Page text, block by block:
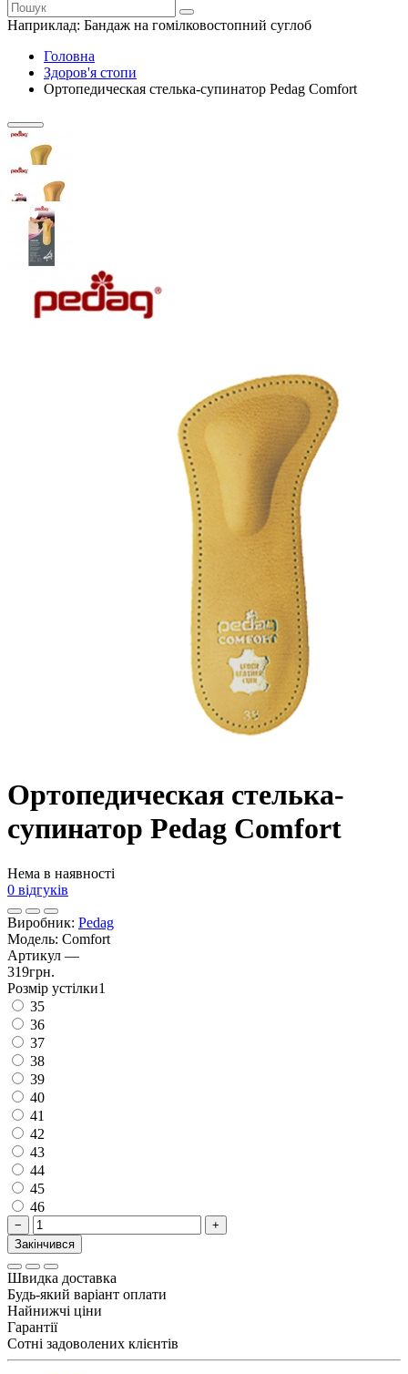
Наприклад: Бандаж на гомілковостопний суглоб
Головна
Здоров'я стопи
Ортопедическая стелька-супинатор Pedag Comfort
Ортопедическая стелька-
супинатор Pedag Comfort
Нема в наявності
0 відгуків
Виробник: Pedag
Модель: Comfort
Артикул —
319грн.
Розмiр устiлки1
35
36
37
38
39
40
41
42
43
44
45
46
−
+
Закінчився
Швидка доставка
Будь-який варіант оплати
Найнижчі ціни
Гарантії
Сотні задоволених клієнтів